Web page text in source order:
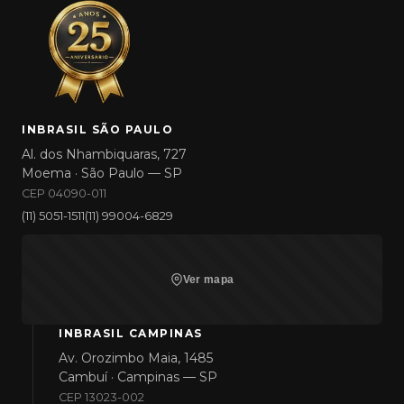
INBRASIL SÃO PAULO
Al. dos Nhambiquaras, 727
Moema · São Paulo — SP
CEP 04090-011
(11) 5051-1511(11) 99004-6829
Ver mapa
INBRASIL CAMPINAS
Av. Orozimbo Maia, 1485
Cambuí · Campinas — SP
CEP 13023-002